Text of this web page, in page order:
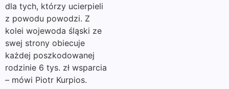
dla tych, którzy ucierpieli
z powodu powodzi. Z
kolei wojewoda śląski ze
swej strony obiecuje
każdej poszkodowanej
rodzinie 6 tys. zł wsparcia
– mówi Piotr Kurpios.